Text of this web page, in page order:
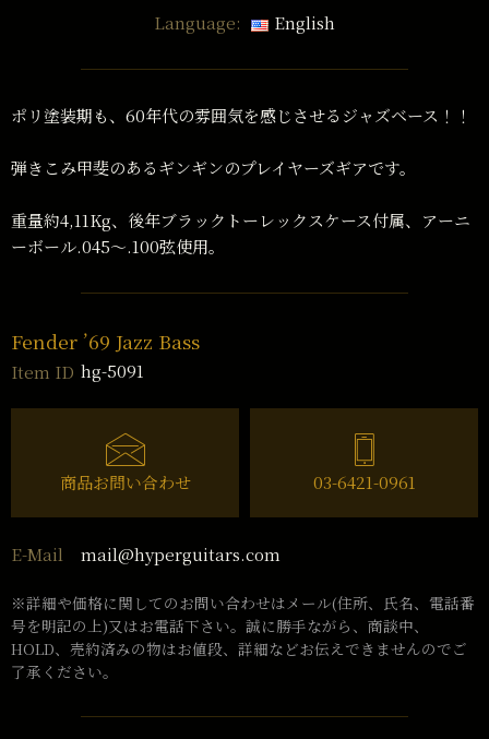
Language: English
ポリ塗装期も、60年代の雰囲気を感じさせるジャズベース！！
弾きこみ甲斐のあるギンギンのプレイヤーズギアです。
重量約4,11Kg、後年ブラックトーレックスケース付属、アーニ
ーボール.045〜.100弦使用。
Fender ’69 Jazz Bass
Item ID hg-5091
商品お問い合わせ 03-6421-0961
E-Mail mail@hyperguitars.com
※詳細や価格に関してのお問い合わせはメール(住所、氏名、電話番
号を明記の上)又はお電話下さい。誠に勝手ながら、商談中、
HOLD、売約済みの物はお値段、詳細などお伝えできませんのでご
了承ください。